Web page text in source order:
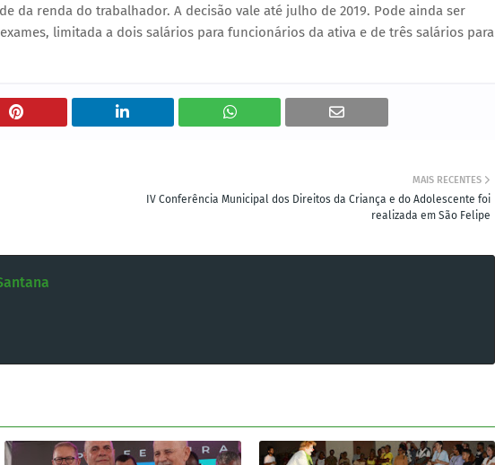
da renda do trabalhador. A decisão vale até julho de 2019. Pode ainda ser
limitada a dois salários para funcionários da ativa e de três salários para
MAIS RECENTES
IV Conferência Municipal dos Direitos da Criança e do Adolescente foi
realizada em São Felipe